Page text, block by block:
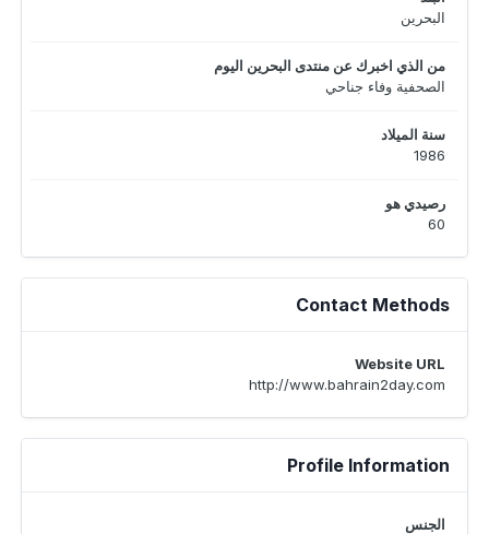
البحرين
من الذي اخبرك عن منتدى البحرين اليوم
الصحفية وفاء جناحي
سنة الميلاد
1986
رصيدي هو
60
Contact Methods
Website URL
http://www.bahrain2day.com
Profile Information
الجنس